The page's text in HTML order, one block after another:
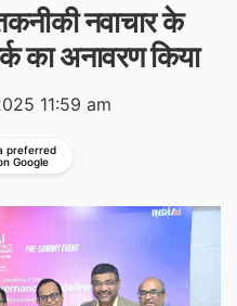
नवाचार के
का अनावरण किया
11:59 am
preferred
Google